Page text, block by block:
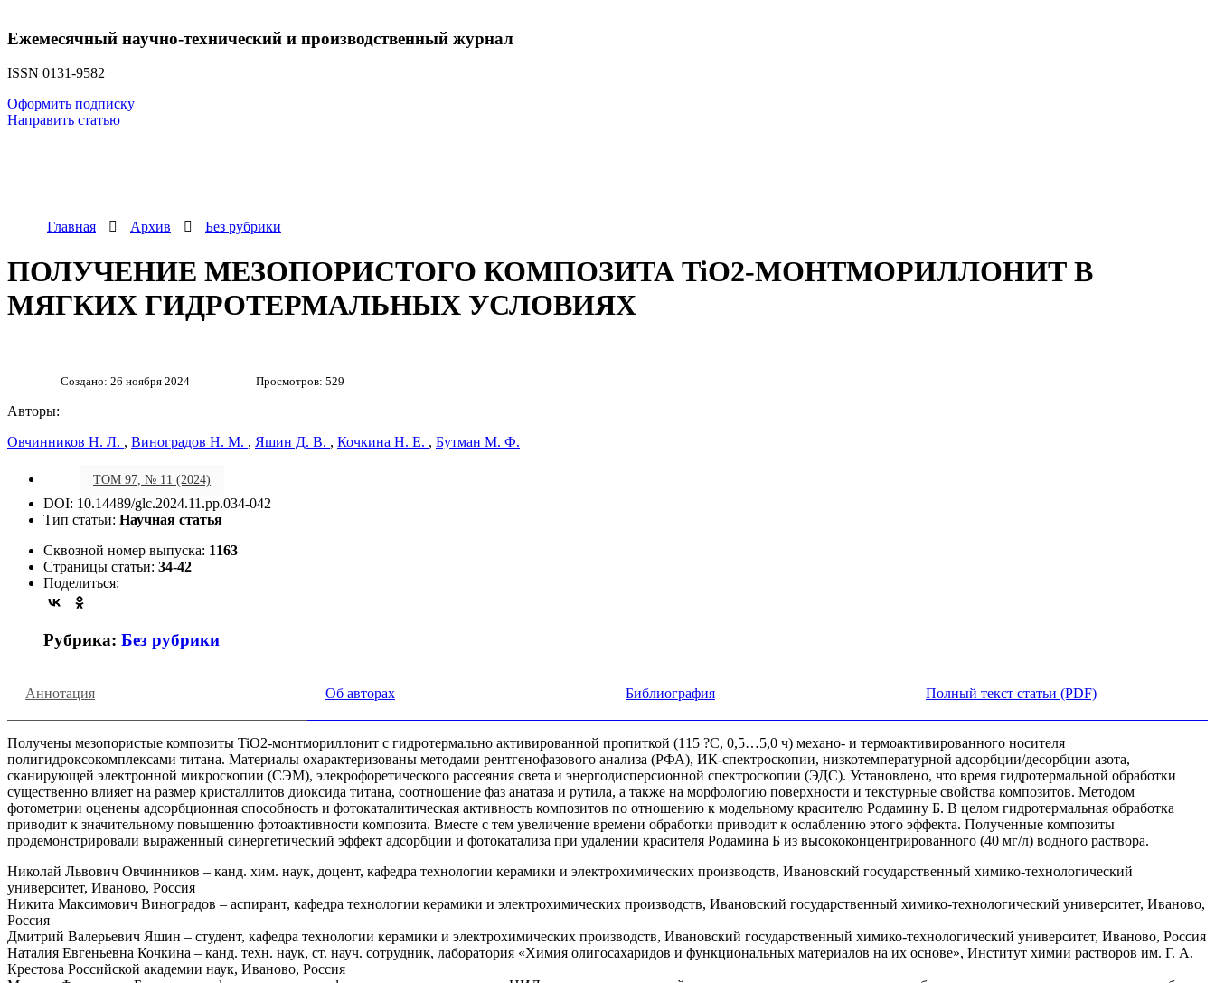
Ежемесячный научно-технический и производственный журнал
ISSN 0131-9582
Оформить подписку
Направить статью
Главная Архив Без рубрики
ПОЛУЧЕНИЕ МЕЗОПОРИСТОГО КОМПОЗИТА TiO2-МОНТМОРИЛЛОНИТ В
МЯГКИХ ГИДРОТЕРМАЛЬНЫХ УСЛОВИЯХ
Создано: 26 ноября 2024 Просмотров: 529
Авторы:
Овчинников Н. Л. , Виноградов Н. М. , Яшин Д. В. , Кочкина Н. Е. , Бутман М. Ф.
ТОМ 97, № 11 (2024)
DOI: 10.14489/glc.2024.11.pp.034-042
Тип статьи: Научная статья
Сквозной номер выпуска: 1163
Страницы статьи: 34-42
Поделиться:
Рубрика: Без рубрики
Аннотация Об авторах Библиография Полный текст статьи (PDF)
Получены мезопористые композиты TiO2-монтмориллонит c гидротермально активированной пропиткой (115 ?C, 0,5…5,0 ч) механо- и термоактивированного носителя
полигидроксокомплексами титана. Материалы охарактеризованы методами рентгенофазового анализа (РФА), ИК-спектроскопии, низкотемпературной адсорбции/десорбции азота,
сканирующей электронной микроскопии (СЭМ), элекрофоретического рассеяния света и энергодисперсионной спектроскопии (ЭДС). Установлено, что время гидротермальной обработки
существенно влияет на размер кристаллитов диоксида титана, соотношение фаз анатаза и рутила, а также на морфологию поверхности и текстурные свойства композитов. Методом
фотометрии оценены адсорбционная способность и фотокаталитическая активность композитов по отношению к модельному красителю Родамину Б. В целом гидротермальная обработка
приводит к значительному повышению фотоактивности композита. Вместе с тем увеличение времени обработки приводит к ослаблению этого эффекта. Полученные композиты
продемонстрировали выраженный синергетический эффект адсорбции и фотокатализа при удалении красителя Родамина Б из высококонцентрированного (40 мг/л) водного раствора.
Николай Львович Овчинников – канд. хим. наук, доцент, кафедра технологии керамики и электрохимических производств, Ивановский государственный химико-технологический
университет, Иваново, Россия
Никита Максимович Виноградов – аспирант, кафедра технологии керамики и электрохимических производств, Ивановский государственный химико-технологический университет, Иваново,
Россия
Дмитрий Валерьевич Яшин – студент, кафедра технологии керамики и электрохимических производств, Ивановский государственный химико-технологический университет, Иваново, Россия
Наталия Евгеньевна Кочкина – канд. техн. наук, ст. науч. сотрудник, лаборатория «Химия олигосахаридов и функциональных материалов на их основе», Институт химии растворов им. Г. А.
Крестова Российской академии наук, Иваново, Россия